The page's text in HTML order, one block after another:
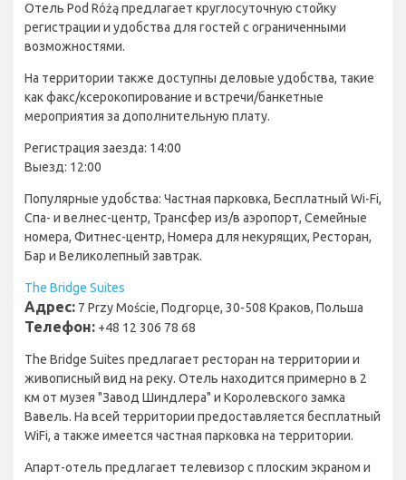
Отель Pod Różą предлагает круглосуточную стойку
регистрации и удобства для гостей с ограниченными
возможностями.
На территории также доступны деловые удобства, такие
как факс/ксерокопирование и встречи/банкетные
мероприятия за дополнительную плату.
Регистрация заезда: 14:00
Выезд: 12:00
Популярные удобства: Частная парковка, Бесплатный Wi-Fi,
Спа- и велнес-центр, Трансфер из/в аэропорт, Семейные
номера, Фитнес-центр, Номера для некурящих, Ресторан,
Бар и Великолепный завтрак.
The Bridge Suites
Адрес: 7 Przy Moście, Подгорце, 30-508 Краков, Польша
Телефон: +48 12 306 78 68
The Bridge Suites предлагает ресторан на территории и
живописный вид на реку. Отель находится примерно в 2
км от музея "Завод Шиндлера" и Королевского замка
Вавель. На всей территории предоставляется бесплатный
WiFi, а также имеется частная парковка на территории.
Апарт-отель предлагает телевизор с плоским экраном и